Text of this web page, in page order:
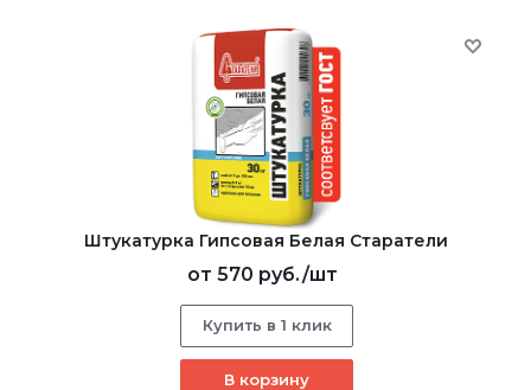
Штукатурка Гипсовая Белая Старатели
от 570 руб./шт
Купить в 1 клик
В корзину